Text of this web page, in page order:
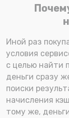
Иной раз
условия
с целью найти
деньги сразу
поиски
начисления
тому же,